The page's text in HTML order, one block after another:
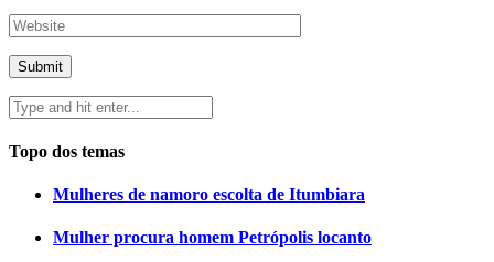
Topo dos temas
Mulheres de namoro escolta de Itumbiara
Mulher procura homem Petrópolis locanto